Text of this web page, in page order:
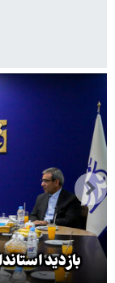
بازدید